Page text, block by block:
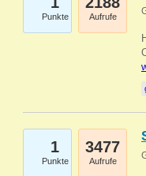
Punkte Aufrufe
1
Punkte
3477
Aufrufe